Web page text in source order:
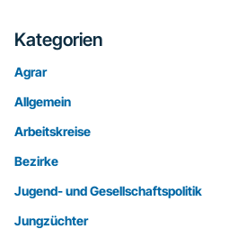
Kategorien
Agrar
Allgemein
Arbeitskreise
Bezirke
Jugend- und Gesellschaftspolitik
Jungzüchter